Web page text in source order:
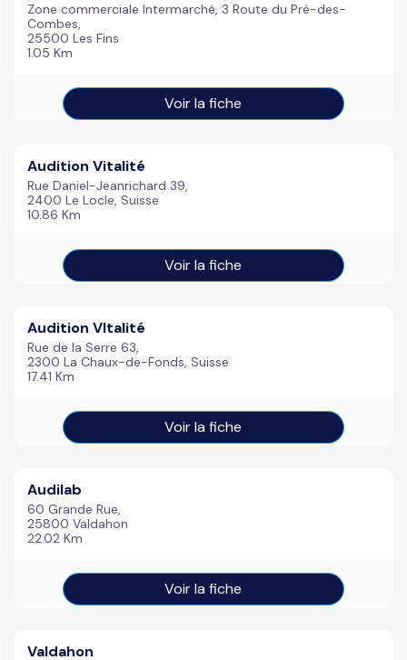
Zone commerciale Intermarché, 3 Route du Pré-des-
Combes,
25500 Les Fins
1.05 Km
Voir la fiche
Audition Vitalité
Rue Daniel-Jeanrichard 39,
2400 Le Locle, Suisse
10.86 Km
Voir la fiche
Audition VItalité
Rue de la Serre 63,
2300 La Chaux-de-Fonds, Suisse
17.41 Km
Voir la fiche
Audilab
60 Grande Rue,
25800 Valdahon
22.02 Km
Voir la fiche
Valdahon